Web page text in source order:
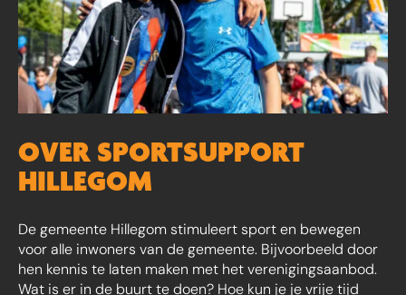
OVER SPORTSUPPORT
HILLEGOM
De gemeente Hillegom stimuleert sport en bewegen
voor alle inwoners van de gemeente. Bijvoorbeeld door
hen kennis te laten maken met het verenigingsaanbod.
Wat is er in de buurt te doen? Hoe kun je je vrije tijd